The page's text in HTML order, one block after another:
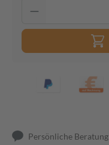
Persönliche Beratung